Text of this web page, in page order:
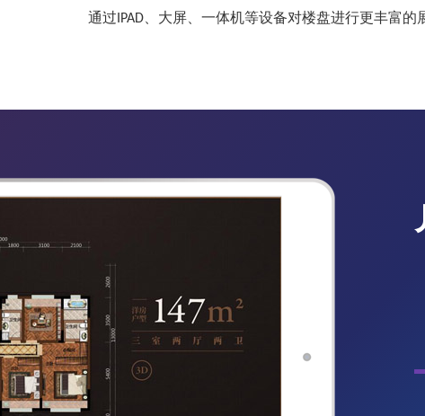
通过IPAD、大屏、一体机等设备对楼盘进行更丰富的